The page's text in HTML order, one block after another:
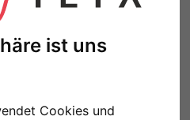
ist uns
Cookies und